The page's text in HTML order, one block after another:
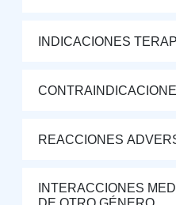
INDICACIONES
REACCIONES
INTERACCIONES